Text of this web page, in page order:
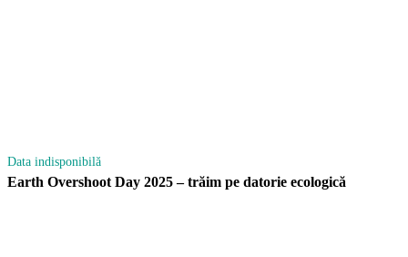
Data indisponibilă
Earth Overshoot Day 2025 – trăim pe datorie ecologică